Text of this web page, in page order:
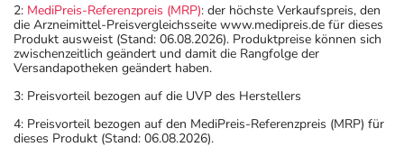
2: MediPreis-Referenzpreis (MRP): der höchste Verkaufspreis, den
die Arzneimittel-Preisvergleichsseite www.medipreis.de für dieses
Produkt ausweist (Stand: 06.08.2026). Produktpreise können sich
zwischenzeitlich geändert und damit die Rangfolge der
Versandapotheken geändert haben.
3: Preisvorteil bezogen auf die UVP des Herstellers
4: Preisvorteil bezogen auf den MediPreis-Referenzpreis (MRP) für
dieses Produkt (Stand: 06.08.2026).